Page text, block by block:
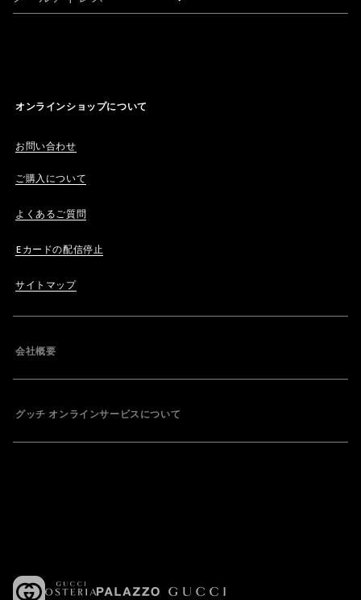
オンラインショップについて
お問い合わせ
ご購入について
よくあるご質問
Eカードの配信停止
サイトマップ
会社概要
グッチ オンラインサービスについて